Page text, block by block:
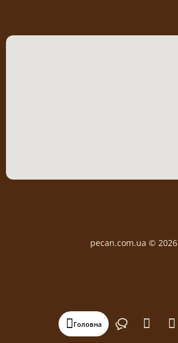
Головна
pecan.com.ua © 2026